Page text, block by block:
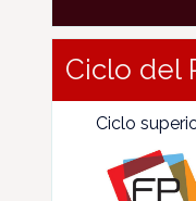
Ciclo del
Ciclo